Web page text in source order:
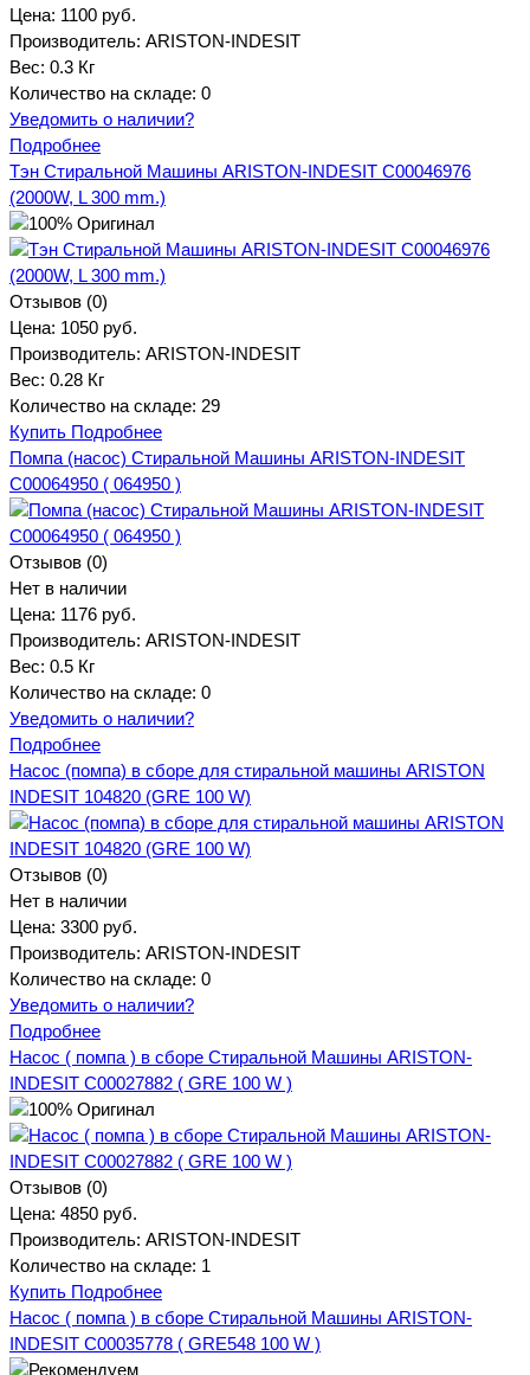
Цена: 1100 руб.
Производитель: ARISTON-INDESIT
Вес: 0.3 Кг
Количество на складе: 0
Уведомить о наличии?
Подробнее
Тэн Стиральной Машины ARISTON-INDESIT C00046976
(2000W, L 300 mm.)
Отзывов (0)
Цена: 1050 руб.
Производитель: ARISTON-INDESIT
Вес: 0.28 Кг
Количество на складе: 29
Купить Подробнее
Помпа (насос) Стиральной Машины ARISTON-INDESIT
C00064950 ( 064950 )
Отзывов (0)
Нет в наличии
Цена: 1176 руб.
Производитель: ARISTON-INDESIT
Вес: 0.5 Кг
Количество на складе: 0
Уведомить о наличии?
Подробнее
Насос (помпа) в сборе для стиральной машины ARISTON
INDESIT 104820 (GRE 100 W)
Отзывов (0)
Нет в наличии
Цена: 3300 руб.
Производитель: ARISTON-INDESIT
Количество на складе: 0
Уведомить о наличии?
Подробнее
Насос ( помпа ) в сборе Стиральной Машины ARISTON-
INDESIT C00027882 ( GRE 100 W )
Отзывов (0)
Цена: 4850 руб.
Производитель: ARISTON-INDESIT
Количество на складе: 1
Купить Подробнее
Насос ( помпа ) в сборе Стиральной Машины ARISTON-
INDESIT C00035778 ( GRE548 100 W )